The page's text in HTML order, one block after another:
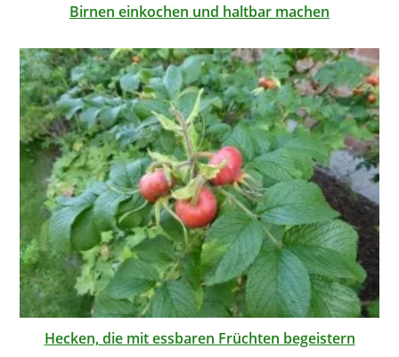
Birnen einkochen und haltbar machen
Hecken, die mit essbaren Früchten begeistern